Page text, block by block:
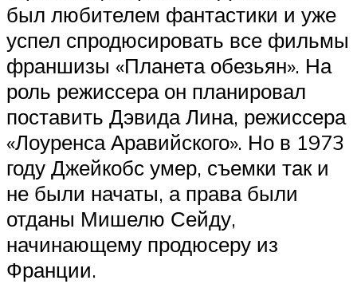
был любителем фантастики и уже
успел спродюсировать все фильмы
франшизы «Планета обезьян». На
роль режиссера он планировал
поставить Дэвида Лина, режиссера
«Лоуренса Аравийского». Но в 1973
году Джейкобс умер, съемки так и
не были начаты, а права были
отданы Мишелю Сейду,
начинающему продюсеру из
Франции.